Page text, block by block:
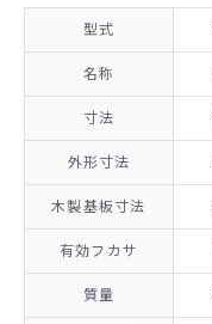
型式
名称
寸法
外形寸法
木製基板寸法
有効フカサ
質量